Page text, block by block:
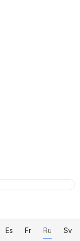
Es Fr Ru Sv